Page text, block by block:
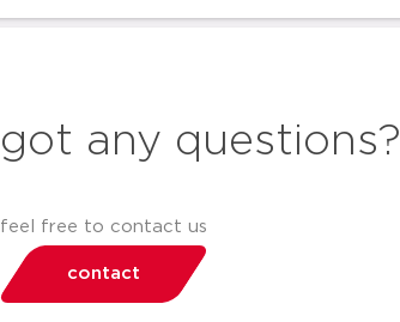
got any questions?
feel free to contact us
contact